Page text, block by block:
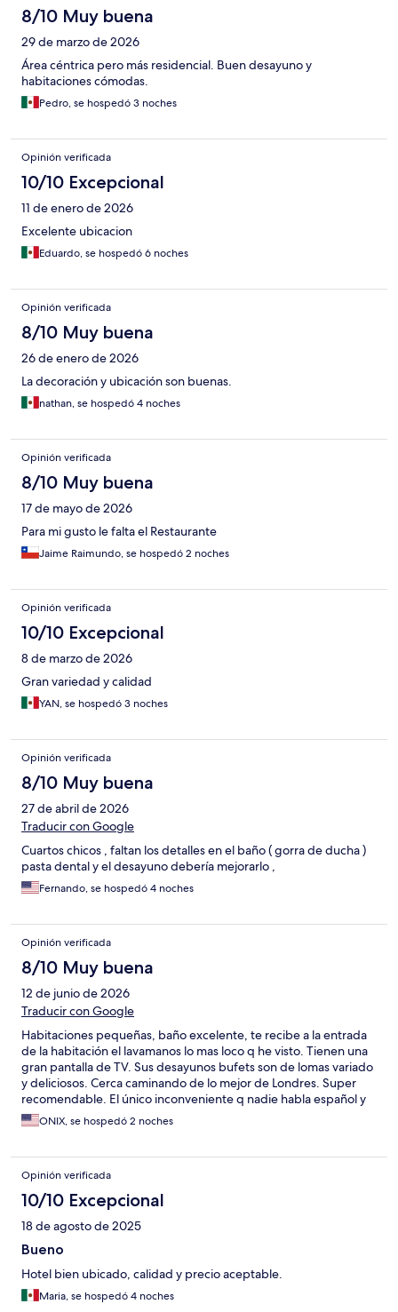
8/10 Muy buena
29 de marzo de 2026
Área céntrica pero más residencial. Buen desayuno y
habitaciones cómodas.
Pedro, se hospedó 3 noches
Opinión verificada
10/10 Excepcional
11 de enero de 2026
Excelente ubicacion
Eduardo, se hospedó 6 noches
Opinión verificada
8/10 Muy buena
26 de enero de 2026
La decoración y ubicación son buenas.
nathan, se hospedó 4 noches
Opinión verificada
8/10 Muy buena
17 de mayo de 2026
Para mi gusto le falta el Restaurante
Jaime Raimundo, se hospedó 2 noches
Opinión verificada
10/10 Excepcional
8 de marzo de 2026
Gran variedad y calidad
YAN, se hospedó 3 noches
Opinión verificada
8/10 Muy buena
27 de abril de 2026
Traducir con Google
Cuartos chicos , faltan los detalles en el baño ( gorra de ducha )
pasta dental y el desayuno debería mejorarlo ,
Fernando, se hospedó 4 noches
Opinión verificada
8/10 Muy buena
12 de junio de 2026
Traducir con Google
Habitaciones pequeñas, baño excelente, te recibe a la entrada
de la habitación el lavamanos lo mas loco q he visto. Tienen una
gran pantalla de TV. Sus desayunos bufets son de lomas variado
y deliciosos. Cerca caminando de lo mejor de Londres. Super
recomendable. El único inconveniente q nadie habla español y
su página dice q hablan español.
ONIX, se hospedó 2 noches
Opinión verificada
10/10 Excepcional
18 de agosto de 2025
Bueno
Hotel bien ubicado, calidad y precio aceptable.
Maria, se hospedó 4 noches